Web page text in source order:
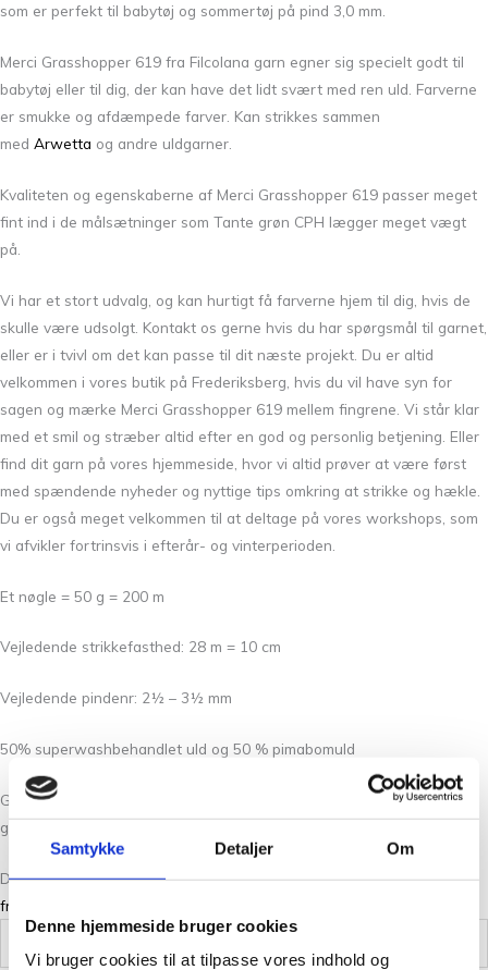
Samtykke Detaljer Om
Denne hjemmeside bruger cookies
Vi bruger cookies til at tilpasse vores indhold og
som er perfekt til babytøj og sommertøj på pind 3,0 mm.
Merci Grasshopper 619 fra Filcolana garn egner sig specielt godt til
babytøj eller til dig, der kan have det lidt svært med ren uld. Farverne
er smukke og afdæmpede farver. Kan strikkes sammen
med Arwetta og andre uldgarner.
Kvaliteten og egenskaberne af Merci Grasshopper 619 passer meget
fint ind i de målsætninger som Tante grøn CPH lægger meget vægt
på.
Vi har et stort udvalg, og kan hurtigt få farverne hjem til dig, hvis de
skulle være udsolgt. Kontakt os gerne hvis du har spørgsmål til garnet,
eller er i tvivl om det kan passe til dit næste projekt. Du er altid
velkommen i vores butik på Frederiksberg, hvis du vil have syn for
sagen og mærke Merci Grasshopper 619 mellem fingrene. Vi står klar
med et smil og stræber altid efter en god og personlig betjening. Eller
find dit garn på vores hjemmeside, hvor vi altid prøver at være først
med spændende nyheder og nyttige tips omkring at strikke og hækle.
Du er også meget velkommen til at deltage på vores workshops, som
vi afvikler fortrinsvis i efterår- og vinterperioden.
Et nøgle = 50 g = 200 m
Vejledende strikkefasthed: 28 m = 10 cm
Vejledende pindenr: 2½ – 3½ mm
50% superwashbehandlet uld og 50 % pimabomuld
Garnet er superwashbehandlet, og kan derfor maskinvaskes ved 30
grader. Garnet kan miste farve ved gentagne vask.
Du kan læse mere om Merci garnet, og finde spændendeopskrifter
fra Filcolana her